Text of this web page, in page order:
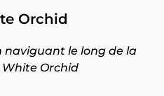
Orchid
naviguant le long de la
Orchid